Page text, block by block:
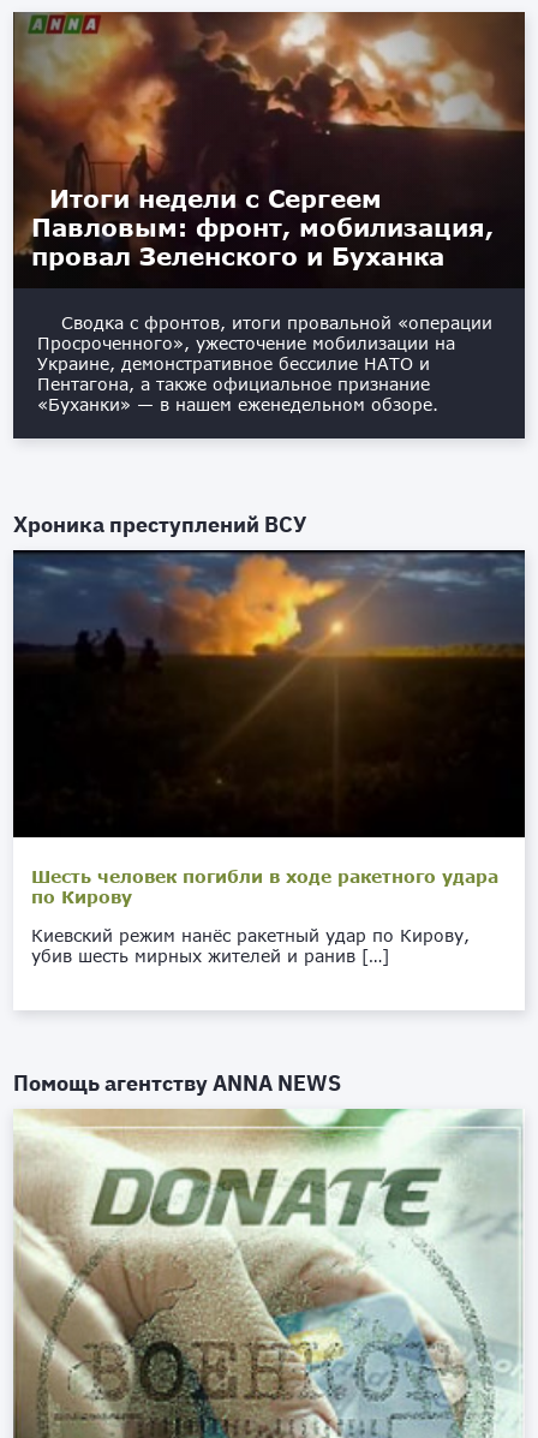
Итоги недели с Сергеем
Павловым: фронт, мобилизация,
провал Зеленского и Буханка
Сводка с фронтов, итоги провальной «операции
Просроченного», ужесточение мобилизации на
Украине, демонстративное бессилие НАТО и
Пентагона, а также официальное признание
«Буханки» — в нашем еженедельном обзоре.
Хроника преступлений ВСУ
Шесть человек погибли в ходе ракетного удара
по Кирову
Киевский режим нанёс ракетный удар по Кирову,
убив шесть мирных жителей и ранив […]
Помощь агентствуANNA NEWS